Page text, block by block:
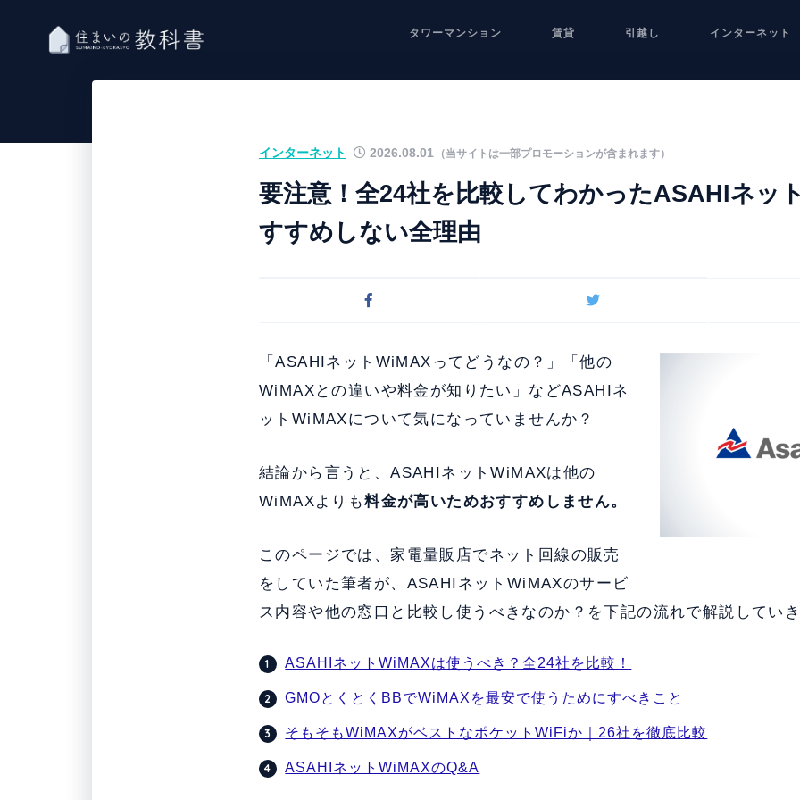
タワーマンション 賃貸 引越し インターネット
（当サイトは一部プロモーションが含まれます）
インターネット 2026.08.01
要注意！全24社を比較してわかったASAHIネッ
すすめしない全理由
「ASAHIネットWiMAXってどうなの？」「他の
WiMAXとの違いや料金が知りたい」などASAHIネ
ットWiMAXについて気になっていませんか？
結論から言うと、ASAHIネットWiMAXは他の
WiMAXよりも料金が高いためおすすめしません。
このページでは、家電量販店でネット回線の販売
をしていた筆者が、ASAHIネットWiMAXのサービ
ス内容や他の窓口と比較し使うべきなのか？を下記の流れで解説してい
ASAHIネットWiMAXは使うべき？全24社を比較！
GMOとくとくBBでWiMAXを最安で使うためにすべきこと
そもそもWiMAXがベストなポケットWiFiか｜26社を徹底比較
ASAHIネットWiMAXのQ&A